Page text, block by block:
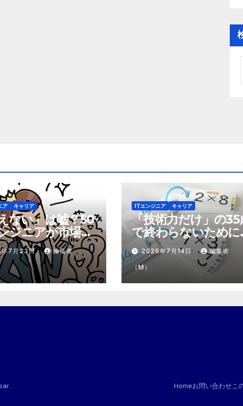
ア キャリア
ない」は嘘？50
ジニアが市場で
モテ」になるた
個の強み
7月23日 編集者
ITエンジニア キャリア
「技術力だけ」の35
で終わらないために
市場価値を1.5倍にす
『プラスα』の掛け算
2026年7月14日 編集者
（M）
. Homeお問い合わせこ